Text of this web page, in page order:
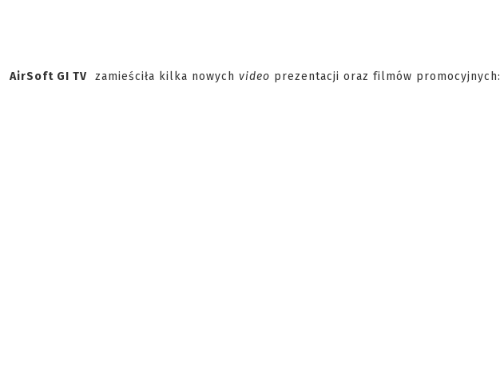
AirSoft GI TV zamieściła kilka nowych video prezentacji oraz filmów promocyjnych: